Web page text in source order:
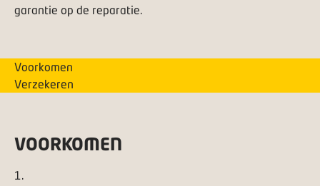
garantie op de reparatie.
Voorkomen
Verzekeren
VOORKOMEN
1